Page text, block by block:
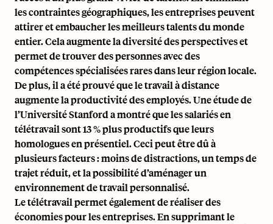
les contraintes géographiques, les entreprises peuvent
attirer et embaucher les meilleurs talents du monde
entier. Cela augmente la diversité des perspectives et
permet de trouver des personnes avec des
compétences spécialisées rares dans leur région locale.
De plus, il a été prouvé que le travail à distance
augmente la productivité des employés. Une étude de
l’Université Stanford a montré que les salariés en
télétravail sont 13 % plus productifs que leurs
homologues en présentiel. Ceci peut être dû à
plusieurs facteurs : moins de distractions, un temps de
trajet réduit, et la possibilité d’aménager un
environnement de travail personnalisé.
Le télétravail permet également de réaliser des
économies pour les entreprises. En supprimant le